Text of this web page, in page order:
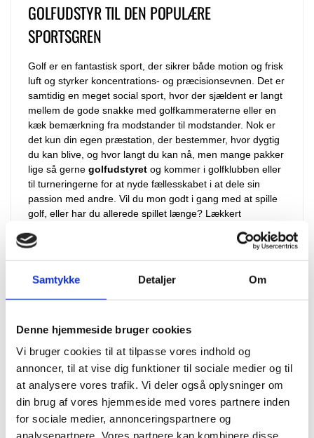
Samtykke Detaljer Om
Denne hjemmeside bruger cookies
Vi bruger cookies til at tilpasse vores indhold og
annoncer, til at vise dig funktioner til sociale medier og til
at analysere vores trafik. Vi deler også oplysninger om
din brug af vores hjemmeside med vores partnere inden
for sociale medier, annonceringspartnere og
analysepartnere. Vores partnere kan kombinere disse
GOLFUDSTYR TIL DEN POPULÆRE
SPORTSGREN
Golf er en fantastisk sport, der sikrer både motion og frisk
luft og styrker koncentrations- og præcisionsevnen. Det er
samtidig en meget social sport, hvor der sjældent er langt
mellem de gode snakke med golfkammeraterne eller en
kæk bemærkning fra modstander til modstander. Nok er
det kun din egen præstation, der bestemmer, hvor dygtig
du kan blive, og hvor langt du kan nå, men mange pakker
lige så gerne golfudstyret og kommer i golfklubben eller
til turneringerne for at nyde fællesskabet i at dele sin
passion med andre. Vil du mon godt i gang med at spille
golf, eller har du allerede spillet længe? Lækkert
TIL DIG, DER STÅR OG MANGLER NYT
GOLFUDSTYR
af, og uanset dit niveau er du altid velkommen her hos os,
når du er på udkig efter nytgolfudstyr . Med mange ture
forbi golfbanen slides ditgolfudstyrmed tiden op, og så
er det rart altid at vide, hvor du kan kigge hen for at købe
lige det, du har brug for. Du kan altid regne med os
nærmest uanset, hvad du mangler inden forgolfudstyr,
og det er altid spændende at gå på opdagelse i vores